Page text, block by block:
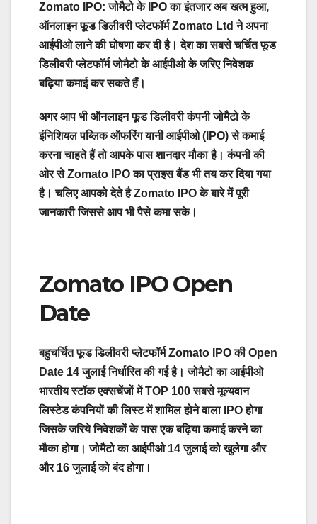
Zomato IPO: जोमैटो के IPO का इंतजार अब खत्म हुआ,
ऑनलाइन फूड डिलीवरी प्लेटफॉर्म Zomato Ltd ने अपना
आईपीओ लाने की घोषणा कर दी है। देश का सबसे चर्चित फूड
डिलीवरी प्लेटफॉर्म जोमैटो के आईपीओ के ​जरिए निवेशक
बढ़िया कमाई कर सकते हैं।
अगर आप भी ऑनलाइन फूड डिलीवरी कंपनी जोमैटो के
इंनिशियल पब्लिक ऑफरिंग यानी आईपीओ (IPO) से कमाई
करना चाहते हैं तो आपके पास शानदार मौका है। कंपनी की
ओर से Zomato IPO का प्राइस बैंड भी तय कर दिया गया
है। चलिए आपको देते है Zomato IPO के बारे में पूरी
जानकारी जिससे आप भी पैसे कमा सके।
Zomato IPO Open
Date
बहुचर्चित फूड डिलीवरी प्लेटफॉर्म Zomato IPO की Open
Date 14 जुलाई निर्धारित की गई है। जोमैटो का आईपीओ
भारतीय स्टॉक एक्सचेंजों में TOP 100 सबसे मूल्यवान
लिस्टेड कंपनियों की लिस्ट में शामिल होने वाला IPO होगा
जिसके जरिये निवेशकों के पास एक बढ़िया कमाई करने का
मौका होगा। जोमैटो का आईपीओ 14 जुलाई को खुलेगा और
और 16 जुलाई को बंद होगा।